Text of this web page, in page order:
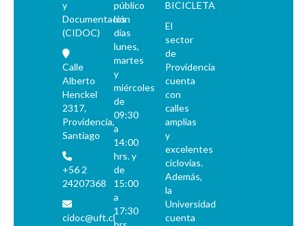
y
Documentación
(CIDOC)
Calle
Alberto
Henckel
2317,
Providencia,
Santiago
+56 2
24207368
cidoc@uft.cl
público
los
días
lunes,
martes
y
miércoles
de
09:30
a
14:00
hrs. y
de
15:00
a
17:30
BICICLETA
El
sector
de
Providencia
cuenta
con
calles
amplias
y
excelentes
ciclovías.
Además,
la
Universidad
cuenta